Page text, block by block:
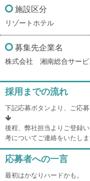
施設区分
リゾートホテル
募集先企業名
株式会社 湘南総合サービ
採用までの流れ
下記応募ボタンより、ご応募
後程、弊社担当よりご登録
考についてご連絡をいたしま
応募者への一言
最初はかなりハードかも。